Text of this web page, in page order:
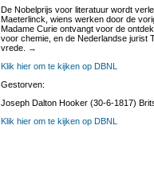
De Nobelprijs voor literatuur wordt
Maeterlinck, wiens werken door de
Madame Curie ontvangt voor de
voor chemie, en de Nederlandse jurist
vrede.
→
Klik hier om te kijken op DBNL
Gestorven:
Joseph Dalton Hooker (30-6-1817)
Klik hier om te kijken op DBNL